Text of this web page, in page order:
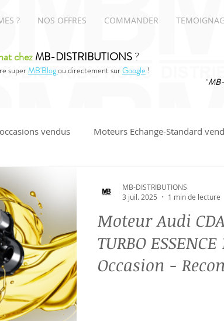
? NOS OFFRES COMMANDER
chezMB-DISTRIBUTIONS?
superMB'Blogou directement surGoogle !
vendus Moteurs Echange-Standard
Moteur Audi
TURBO ESSENCE
Occasion -
MB-DISTRIBUTIONS
3 juil. 2025
1 min de lecture